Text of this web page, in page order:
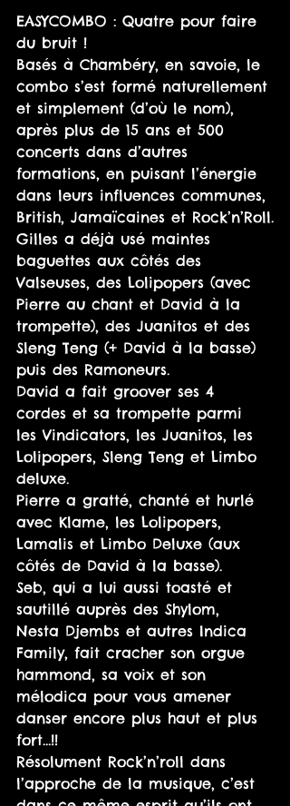
EASYCOMBO : Quatre pour faire
du bruit !
Basés à Chambéry, en savoie, le
combo s’est formé naturellement
et simplement (d’où le nom),
après plus de 15 ans et 500
concerts dans d’autres
formations, en puisant l’énergie
dans leurs influences communes,
British, Jamaïcaines et Rock’n’Roll.
Gilles a déjà usé maintes
baguettes aux côtés des
Valseuses, des Lolipopers (avec
Pierre au chant et David à la
trompette), des Juanitos et des
Sleng Teng (+ David à la basse)
puis des Ramoneurs.
David a fait groover ses 4
cordes et sa trompette parmi
les Vindicators, les Juanitos, les
Lolipopers, Sleng Teng et Limbo
deluxe.
Pierre a gratté, chanté et hurlé
avec Klame, les Lolipopers,
Lamalis et Limbo Deluxe (aux
côtés de David à la basse).
Seb, qui a lui aussi toasté et
sautillé auprès des Shylom,
Nesta Djembs et autres Indica
Family, fait cracher son orgue
hammond, sa voix et son
mélodica pour vous amener
danser encore plus haut et plus
fort…!!
Résolument Rock’n’roll dans
l’approche de la musique, c’est